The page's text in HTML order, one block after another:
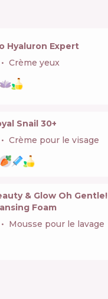
Hyaluron Expert
Crème yeux
Snail 30+
Crème pour le visage
& Glow Oh Gentle!
Foam
Mousse pour le lavage